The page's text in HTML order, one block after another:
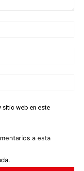
sitio web en este
a esta